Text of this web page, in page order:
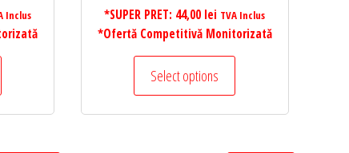
Inclus *SUPER PRET: 44,00 lei TVA Inclus
*Ofertă Competitivă Monitorizată
Select options